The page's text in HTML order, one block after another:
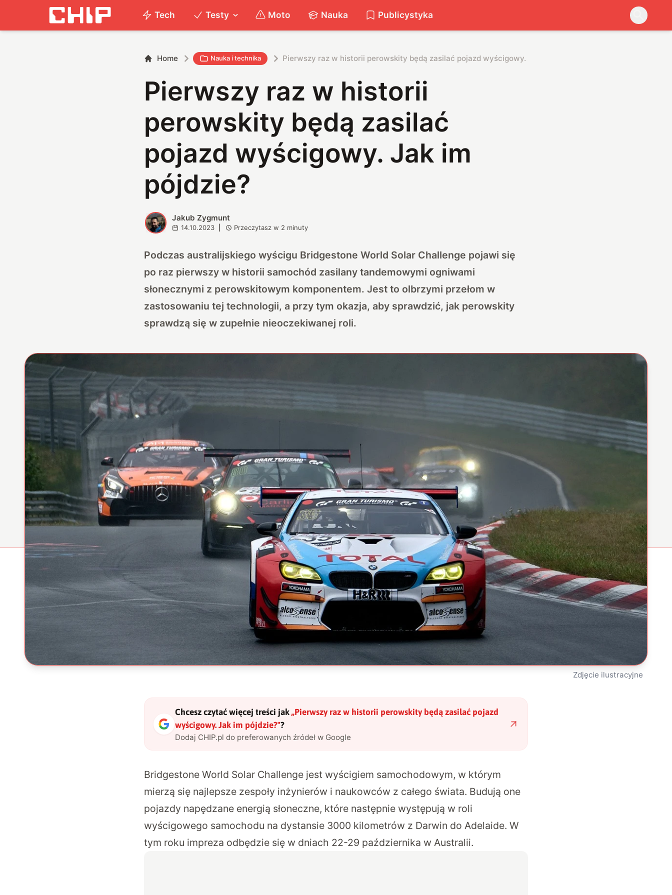
Tech Testy Moto Nauka Publicystyka
Home Nauka i technika Pierwszy raz w historii perowskity będą zasilać pojazd wyścigowy. Jak im pójdzie?
Pierwszy raz w historii
perowskity będą zasilać
pojazd wyścigowy. Jak im
pójdzie?
J Jakub Zygmunt
14.10.2023 Przeczytasz w 2 minuty
Podczas australijskiego wyścigu Bridgestone World Solar Challenge pojawi się
po raz pierwszy w historii samochód zasilany tandemowymi ogniwami
słonecznymi z perowskitowym komponentem. Jest to olbrzymi przełom w
zastosowaniu tej technologii, a przy tym okazja, aby sprawdzić, jak perowskity
sprawdzą się w zupełnie nieoczekiwanej roli.
Zdjęcie ilustracyjne
Chcesz czytać więcej treści jak „Pierwszy raz w historii perowskity będą zasilać pojazd
wyścigowy. Jak im pójdzie?"?
Dodaj CHIP.pl do preferowanych źródeł w Google
Bridgestone World Solar Challenge jest wyścigiem samochodowym, w którym
mierzą się najlepsze zespoły inżynierów i naukowców z całego świata. Budują one
pojazdy napędzane energią słoneczne, które następnie występują w roli
wyścigowego samochodu na dystansie 3000 kilometrów z Darwin do Adelaide. W
tym roku impreza odbędzie się w dniach 22-29 października w Australii.